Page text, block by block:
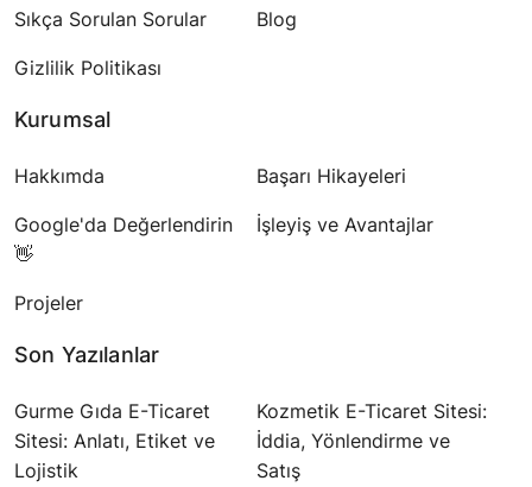
Sıkça Sorulan Sorular Blog
Gizlilik Politikası
Kurumsal
Hakkımda Başarı Hikayeleri
Google'da Değerlendirin
👋
İşleyiş ve Avantajlar
Projeler
Son Yazılanlar
Gurme Gıda E-Ticaret
Sitesi: Anlatı, Etiket ve
Lojistik
Kozmetik E-Ticaret Sitesi:
İddia, Yönlendirme ve
Satış